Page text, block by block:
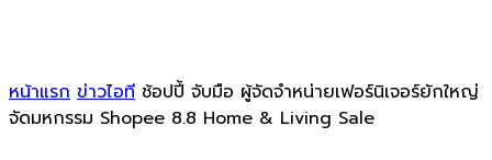
หน้าแรก ข่าวไอที ช้อปปี้ จับมือ ผู้จัดจำหน่ายเฟอร์นิเจอร์ยักใหญ่
จัดมหกรรม Shopee 8.8 Home & Living Sale